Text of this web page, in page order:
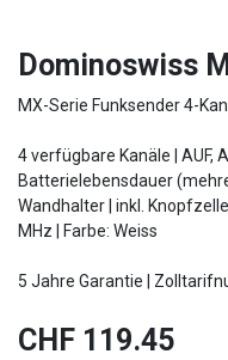
Dominoswiss
MX-Serie Funksender 4-
4 verfügbare Kanäle | AUF,
Batterielebensdauer
Wandhalter | inkl.
MHz | Farbe: Weiss
5 Jahre Garantie |
CHF 119.45